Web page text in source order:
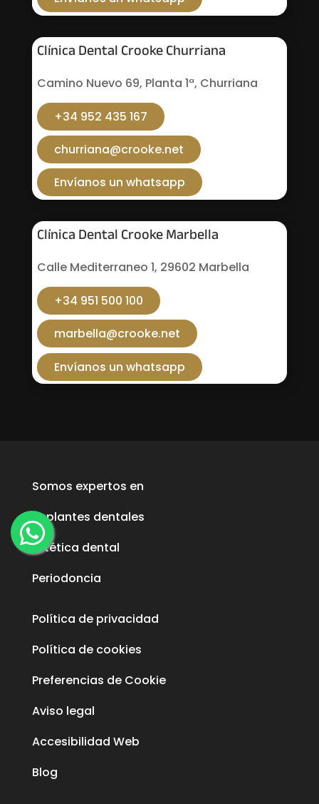
Clínica Dental Crooke Churriana
Camino Nuevo 69, Planta 1ª, Churriana
+34 952 435 167
churriana@crooke.net
Envíanos un whatsapp
Clínica Dental Crooke Marbella
Calle Mediterraneo 1, 29602 Marbella
+34 951 500 100
marbella@crooke.net
Envíanos un whatsapp
Somos expertos en
Implantes dentales
Estética dental
Periodoncia
Política de privacidad
Política de cookies
Preferencias de Cookie
Aviso legal
Accesibilidad Web
Blog